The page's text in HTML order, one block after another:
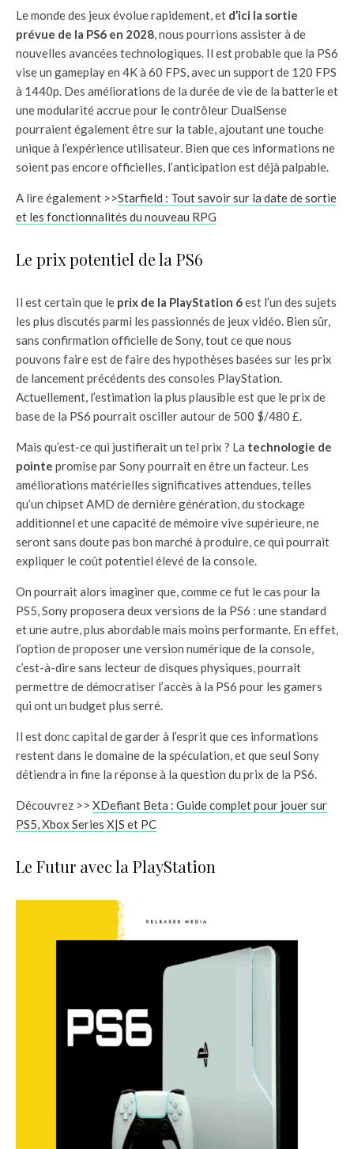
Le monde des jeux évolue rapidement, et d’ici la sortie
prévue de la PS6 en 2028, nous pourrions assister à de
nouvelles avancées technologiques. Il est probable que la PS6
vise un gameplay en 4K à 60 FPS, avec un support de 120 FPS
à 1440p. Des améliorations de la durée de vie de la batterie et
une modularité accrue pour le contrôleur DualSense
pourraient également être sur la table, ajoutant une touche
unique à l’expérience utilisateur. Bien que ces informations ne
soient pas encore officielles, l’anticipation est déjà palpable.
A lire également >>Starfield : Tout savoir sur la date de sortie
et les fonctionnalités du nouveau RPG
Le prix potentiel de la PS6
Il est certain que le prix de la PlayStation 6est l’un des sujets
les plus discutés parmi les passionnés de jeux vidéo. Bien sûr,
sans confirmation officielle de Sony, tout ce que nous
pouvons faire est de faire des hypothèses basées sur les prix
de lancement précédents des consoles PlayStation.
Actuellement, l’estimation la plus plausible est que le prix de
base de la PS6 pourrait osciller autour de 500 $/480 £.
Mais qu’est-ce qui justifierait un tel prix ? La technologie de
pointe promise par Sony pourrait en être un facteur. Les
améliorations matérielles significatives attendues, telles
qu’un chipset AMD de dernière génération, du stockage
additionnel et une capacité de mémoire vive supérieure, ne
seront sans doute pas bon marché à produire, ce qui pourrait
expliquer le coût potentiel élevé de la console.
On pourrait alors imaginer que, comme ce fut le cas pour la
PS5, Sony proposera deux versions de la PS6 : une standard
et une autre, plus abordable mais moins performante. En effet,
l’option de proposer une version numérique de la console,
c’est-à-dire sans lecteur de disques physiques, pourrait
permettre de démocratiser l’accès à la PS6 pour les gamers
qui ont un budget plus serré.
Il est donc capital de garder à l’esprit que ces informations
restent dans le domaine de la spéculation, et que seul Sony
détiendra in fine la réponse à la question du prix de la PS6.
Découvrez >> XDefiant Beta : Guide complet pour jouer sur
PS5, Xbox Series X|S et PC
Le Futur avec la PlayStation